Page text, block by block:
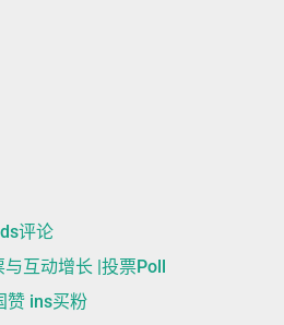
评论
互动增长 |投票Poll
赞 ins买粉